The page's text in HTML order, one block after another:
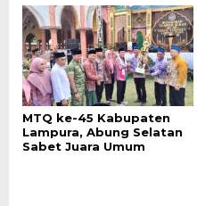
MTQ ke-45 Kabupaten
Lampura, Abung Selatan
Sabet Juara Umum